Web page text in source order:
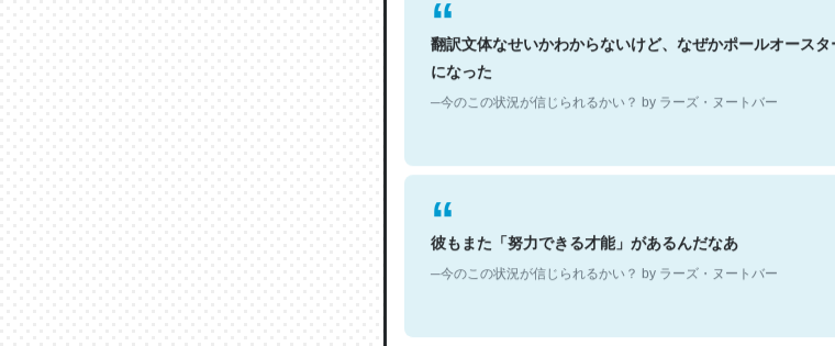
翻訳文体なせいかわからないけど、なぜかポールオースタ
になった
─今のこの状況が信じられるかい？ by ラーズ・ヌートバー
彼もまた「努力できる才能」があるんだなあ
─今のこの状況が信じられるかい？ by ラーズ・ヌートバー